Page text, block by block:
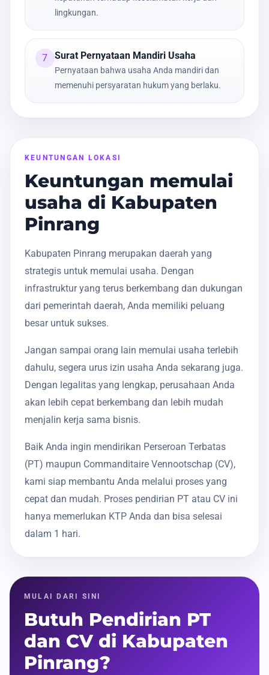
lingkungan.
7 Surat Pernyataan Mandiri Usaha
Pernyataan bahwa usaha Anda mandiri dan
memenuhi persyaratan hukum yang berlaku.
KEUNTUNGAN LOKASI
Keuntungan memulai
usaha di Kabupaten
Pinrang
Kabupaten Pinrang merupakan daerah yang
strategis untuk memulai usaha. Dengan
infrastruktur yang terus berkembang dan dukungan
dari pemerintah daerah, Anda memiliki peluang
besar untuk sukses.
Jangan sampai orang lain memulai usaha terlebih
dahulu, segera urus izin usaha Anda sekarang juga.
Dengan legalitas yang lengkap, perusahaan Anda
akan lebih cepat berkembang dan lebih mudah
menjalin kerja sama bisnis.
Baik Anda ingin mendirikan Perseroan Terbatas
(PT) maupun Commanditaire Vennootschap (CV),
kami siap membantu Anda melalui proses yang
cepat dan mudah. Proses pendirian PT atau CV ini
hanya memerlukan KTP Anda dan bisa selesai
dalam 1 hari.
MULAI DARI SINI
Butuh Pendirian PT
dan CV di Kabupaten
Pinrang?